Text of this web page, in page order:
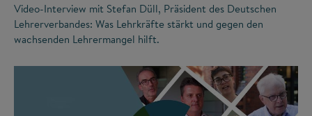
Video-Interview mit Stefan Düll, Präsident des Deutschen
Lehrerverbandes: Was Lehrkräfte stärkt und gegen den
wachsenden Lehrermangel hilft.